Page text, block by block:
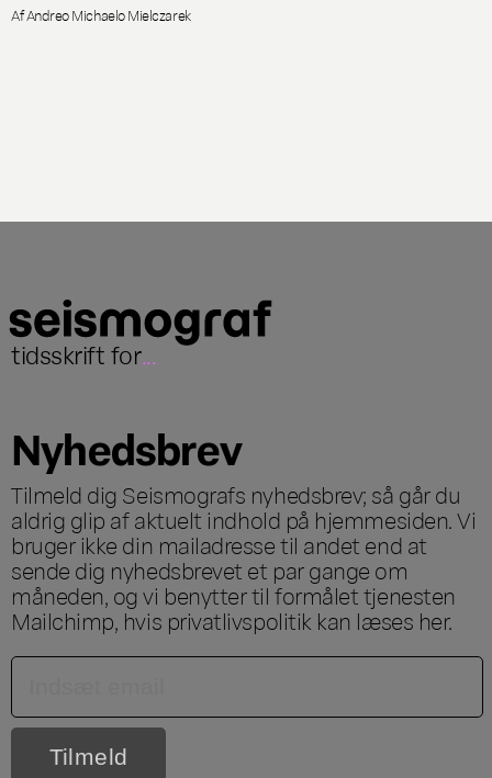
Af Andreo Michaelo Mielczarek
tidsskrift for...
Nyhedsbrev
Tilmeld dig Seismografs nyhedsbrev; så går du
aldrig glip af aktuelt indhold på hjemmesiden. Vi
bruger ikke din mailadresse til andet end at
sende dig nyhedsbrevet et par gange om
måneden, og vi benytter til formålet tjenesten
Mailchimp, hvis privatlivspolitik kan læses her.